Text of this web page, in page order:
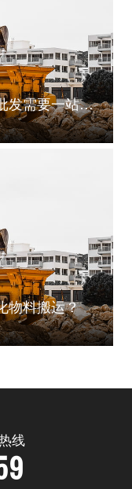
为什么合肥特种劳动防护用品批发需要一站式解决方案？
物料搬运？
线